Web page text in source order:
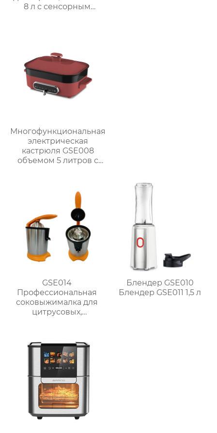
8 л с сенсорным
Многофункциональная
электрическая
кастрюля GSE008
объемом 5 литров с
приготовления на
пару, варки, тушения и
GSE014
Профессиональная
соковыжималка для
цитрусовых,
Блендер GSE010
Блендер GSE011 1,5 л